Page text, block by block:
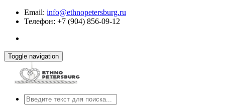
Email: info@ethnopetersburg.ru
Телефон: +7 (904) 856-09-12
Toggle navigation